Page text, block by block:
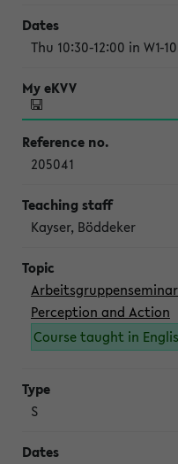
Thu 10:30-12:00 in W1-
205041
Kayser, Böddeker
Perception and Action
Course taught in
S